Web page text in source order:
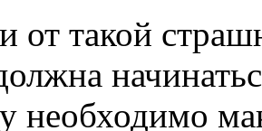
такой
необходимо